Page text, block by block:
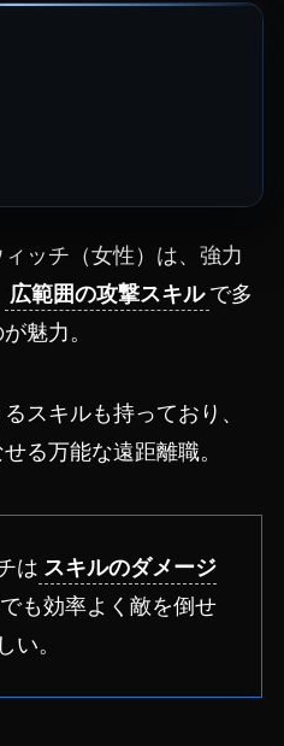
ッチ（女性）は、強力
広範囲の攻撃スキル で多
魅力。
スキルも持っており、
る万能な遠距離職。
は スキルのダメージ
も効率よく敵を倒せ
い。